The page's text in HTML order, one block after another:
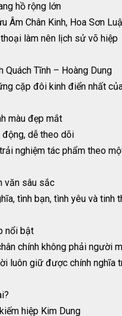
hồ rộng lớn
Âm Chân Kinh, Hoa Sơn
thoại làm nên lịch sử võ hiệp
Quách Tĩnh – Hoàng Dung
cặp đôi kinh điển nhất
màu đẹp mắt
động, dễ theo dõi
nghiệm tác phẩm theo
văn sâu sắc
tình bạn, tình yêu và
nổi bật
chính không phải người
luôn giữ được chính nghĩa
hiệp Kim Dung